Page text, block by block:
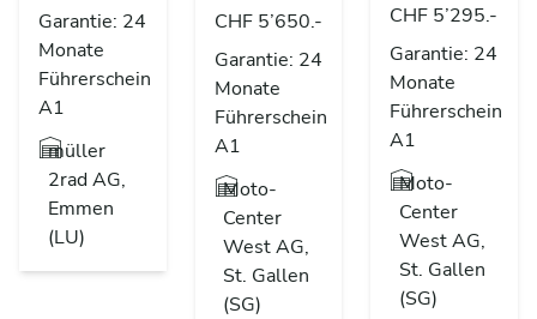
Garantie: 24
Monate
Führerschein
A1
müller
2rad AG,
Emmen
(LU)
CHF 5’650.-
Garantie: 24
Monate
Führerschein
A1
Moto-
Center
West AG,
St. Gallen
(SG)
CHF 5’295.-
Garantie: 24
Monate
Führerschein
A1
Moto-
Center
West AG,
St. Gallen
(SG)